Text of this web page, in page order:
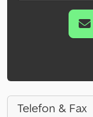
Telefon & Fax